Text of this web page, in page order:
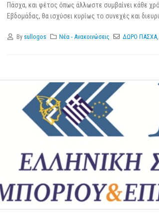
Πάσχα, και φέτος όπως άλλωστε συμβαίνει κάθε
Εβδομάδας, θα ισχύσει κυρίως το συνεχές και
By sullogos Νέα - Ανακοινώσεις ΔΩΡΟ ΠΑΣΧΑ,